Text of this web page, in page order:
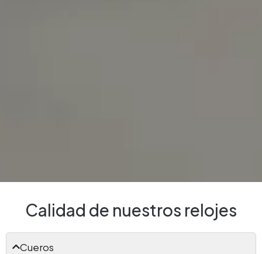
Calidad de nuestros relojes
Cueros